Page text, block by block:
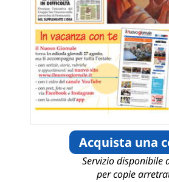
Acquista una
Servizio disponibile
per copie